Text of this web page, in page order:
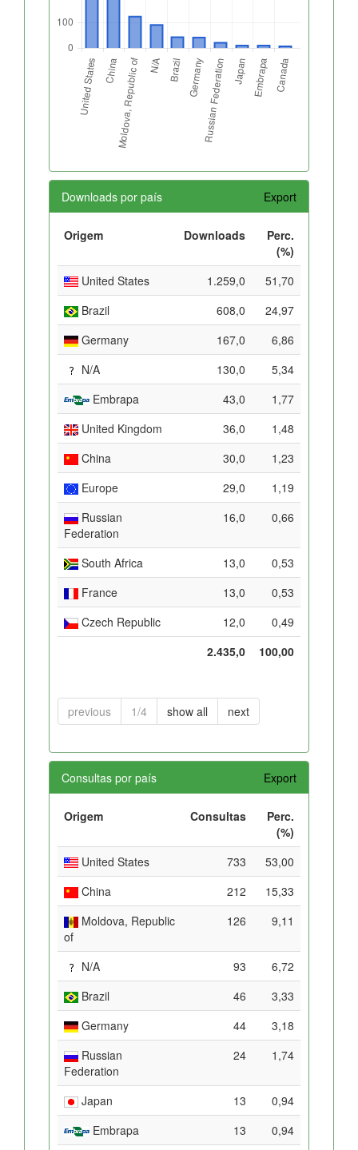
Downloads por país Export
Origem Downloads
Perc.
(%)
United States
1.259,0
51,70
Brazil
608,0
24,97
Germany
167,0
6,86
N/A
130,0
5,34
Embrapa
43,0
1,77
United Kingdom
36,0
1,48
China
30,0
1,23
Europe
29,0
1,19
Russian
Federation
16,0 0,66
South Africa 13,0
0,53
France
13,0
0,53
Czech Republic
12,0
0,49
2.435,0
100,00
previous 1/4 show all next
Consultas por país Export
Origem Consultas
Perc.
(%)
United States
733
53,00
China
212
15,33
Moldova, Republic
of
126 9,11
N/A 93
6,72
Brazil
46
3,33
Germany
44
3,18
Russian
Federation
24 1,74
Japan 13
0,94
Embrapa
13
0,94